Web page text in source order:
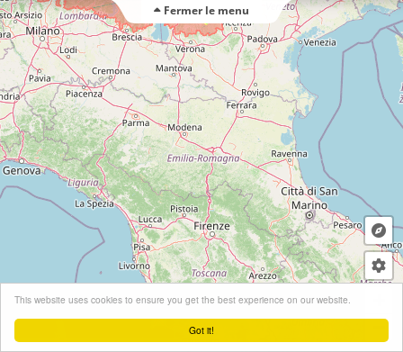
Got it!
This website uses cookies to ensure you get the best experience on our website.
Leaflet| ©OpenStreetMapcontributors
Fermer le menu